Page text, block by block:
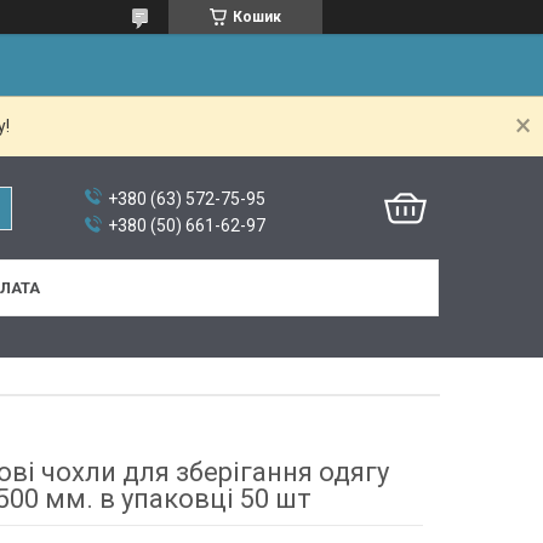
Кошик
+380 (63) 572-75-95
+380 (50) 661-62-97
чохли для зберігання одягу
мм. в упаковці 50 шт